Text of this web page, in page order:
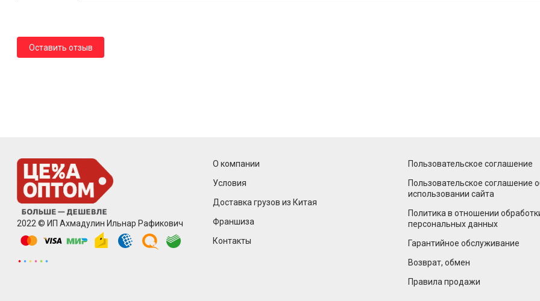
Оставить отзыв
2022 © ИП Ахмадулин Ильнар Рафикович
О компании
Условия
Доставка грузов из Китая
Франшиза
Контакты
Пользовательское соглашение
Пользовательское соглашение
использовании сайта
Политика в отношении
персональных данных
Гарантийное обслуживание
Возврат, обмен
Правила продажи